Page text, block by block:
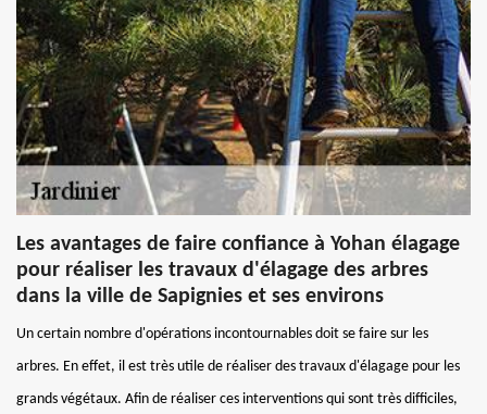
Les avantages de faire confiance à Yohan élagage
pour réaliser les travaux d'élagage des arbres
dans la ville de Sapignies et ses environs
Un certain nombre d'opérations incontournables doit se faire sur les
arbres. En effet, il est très utile de réaliser des travaux d'élagage pour les
grands végétaux. Afin de réaliser ces interventions qui sont très difficiles,